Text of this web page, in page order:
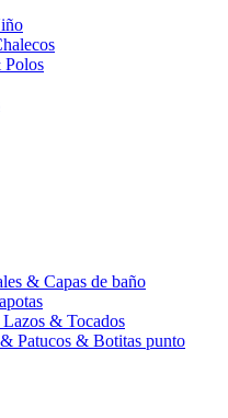
Polos
& Capas de baño
& Tocados
Patucos & Botitas punto